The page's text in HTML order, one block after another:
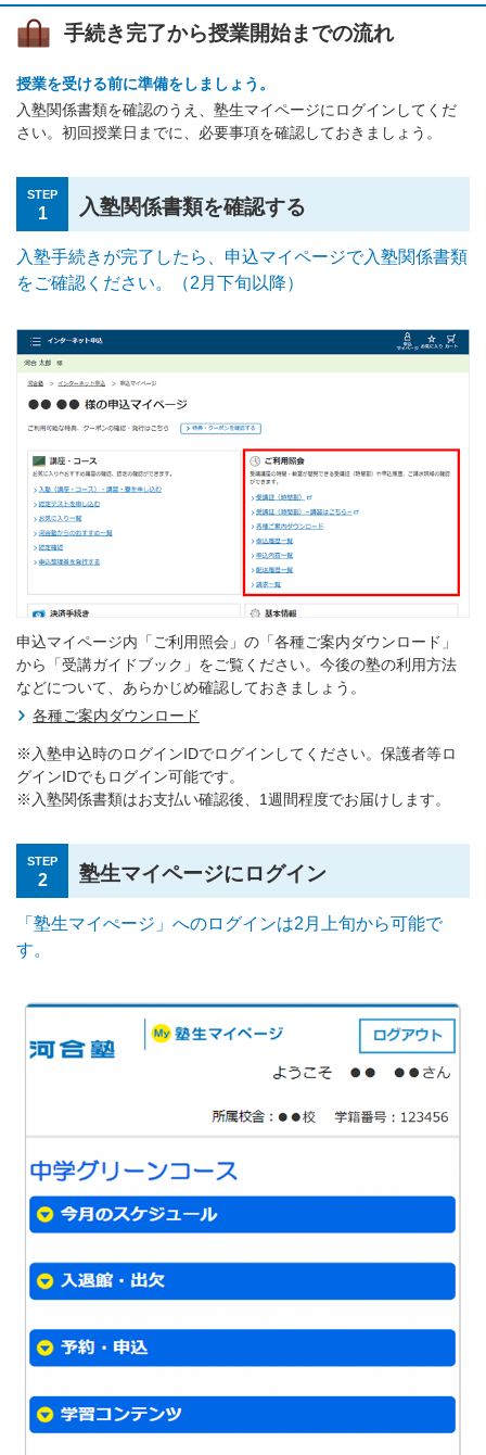
手続き完了から授業開始までの流れ
授業を受ける前に準備をしましょう。
入塾関係書類を確認のうえ、塾生マイページにログインしてくだ
さい。初回授業日までに、必要事項を確認しておきましょう。
STEP
1 入塾関係書類を確認する
入塾手続きが完了したら、申込マイページで入塾関係書類
をご確認ください。（2月下旬以降）
申込マイページ内「ご利用照会」の「各種ご案内ダウンロード」
から「受講ガイドブック」をご覧ください。今後の塾の利用方法
などについて、あらかじめ確認しておきましょう。
各種ご案内ダウンロード
※入塾申込時のログインIDでログインしてください。保護者等ロ
グインIDでもログイン可能です。
※入塾関係書類はお支払い確認後、1週間程度でお届けします。
STEP
2 塾生マイページにログイン
「塾生マイぺージ」へのログインは2月上旬から可能で
す。